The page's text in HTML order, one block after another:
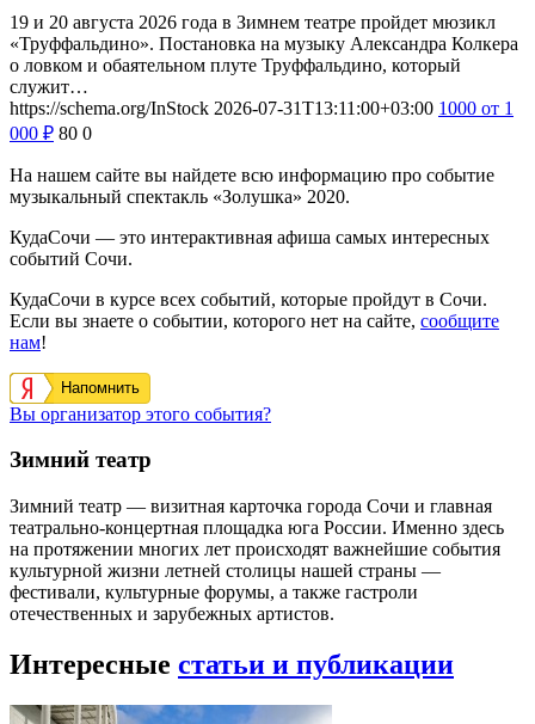
19 и 20 августа 2026 года в Зимнем театре пройдет мюзикл
«Труффальдино». Постановка на музыку Александра Колкера
о ловком и обаятельном плуте Труффальдино, который
служит…
https://schema.org/InStock 2026-07-31T13:11:00+03:00 1000 от 1
000 ₽ 80 0
На нашем сайте вы найдете всю информацию про событие
музыкальный спектакль «Золушка» 2020.
КудаСочи — это интерактивная афиша самых интересных
событий Сочи.
КудаСочи в курсе всех событий, которые пройдут в Сочи.
Если вы знаете о событии, которого нет на сайте, сообщите
нам!
Напомнить
Вы организатор этого события?
Зимний театр
Зимний театр — визитная карточка города Сочи и главная
театрально-концертная площадка юга России. Именно здесь
на протяжении многих лет происходят важнейшие события
культурной жизни летней столицы нашей страны —
фестивали, культурные форумы, а также гастроли
отечественных и зарубежных артистов.
Интересные статьи и публикации